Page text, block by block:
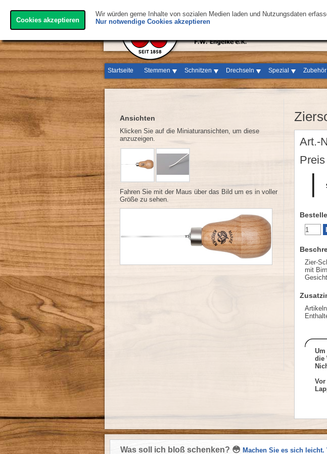
Cookies akzeptieren
Wir würden gerne Inhalte von sozialen Medien laden und Nutzungsdaten
Nur notwendige Cookies akzeptieren
Startseite Stemmen Schnitzen Drechseln Spezial Zubehör
Ansichten
Klicken Sie auf die Miniaturansichten, um diese
anzuzeigen.
Fahren Sie mit der Maus über das Bild um es in voller
Größe zu sehen.
Art.-
Zier-
mit
die
Was soll ich bloß schenken? 😳 Machen Sie es sich leicht.